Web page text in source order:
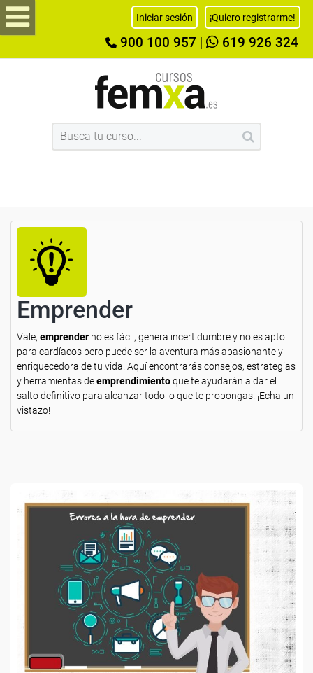
Iniciar sesión ¡Quiero registrarme!
900 100 957 619 926 324
Emprender
Vale, emprender no es fácil, genera incertidumbre y no es apto
para cardíacos pero puede ser la aventura más apasionante y
enriquecedora de tu vida. Aquí encontrarás consejos, estrategias
y herramientas deemprendimientoque te ayudarán a dar el
salto definitivo para alcanzar todo lo que te propongas. ¡Echa un
vistazo!